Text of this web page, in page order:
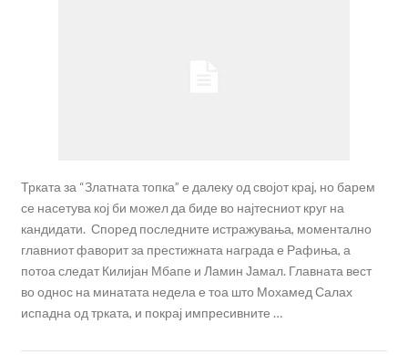
Трката за “Златната топка” е далеку од својот крај, но барем
се насетува кој би можел да биде во најтесниот круг на
кандидати. Според последните истражувања, моментално
главниот фаворит за престижната награда е Рафиња, а
потоа следат Килијан Мбапе и Ламин Јамал. Главната вест
во однос на минатата недела е тоа што Мохамед Салах
испадна од трката, и покрај импресивните …